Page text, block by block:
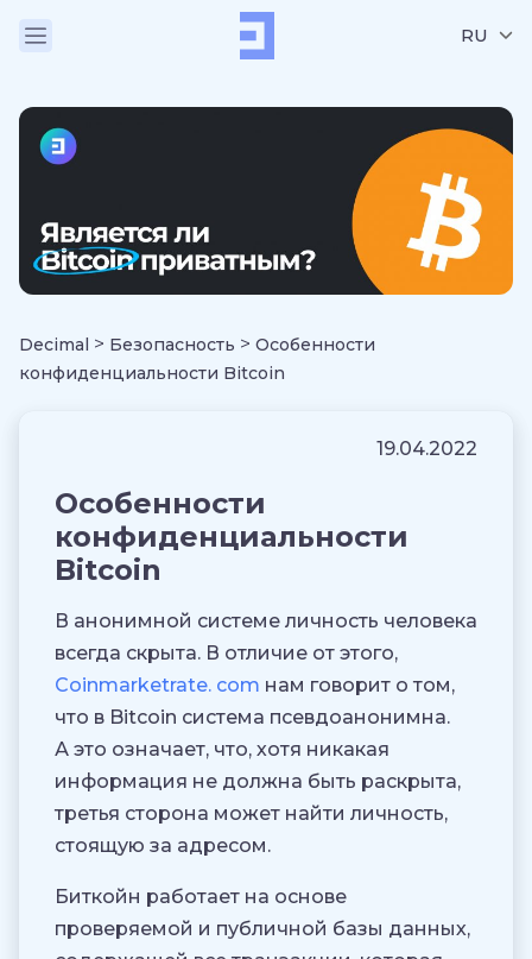
RU
Decimal > Безопасность > Особенности
конфиденциальности Bitcoin
19.04.2022
Особенности
конфиденциальности
Bitcoin
В анонимной системе личность человека
всегда скрыта. В отличие от этого,
Coinmarketrate. com нам говорит о том,
что в Bitcoin система псевдоанонимна.
А это означает, что, хотя никакая
информация не должна быть раскрыта,
третья сторона может найти личность,
стоящую за адресом.
Биткойн работает на основе
проверяемой и публичной базы данных,